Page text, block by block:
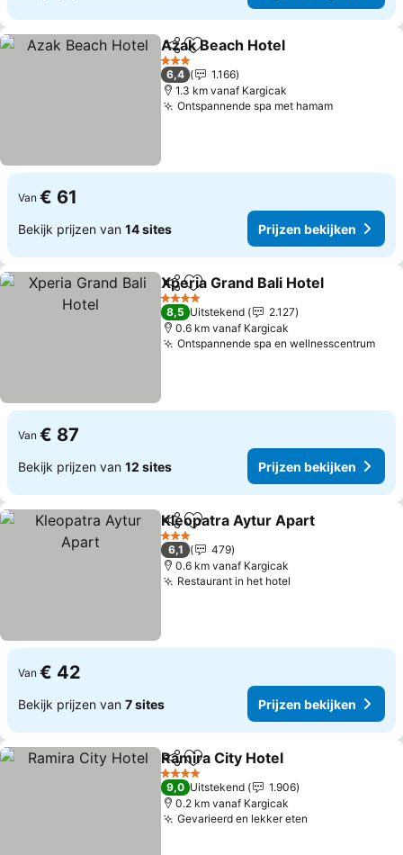
DelenToevoegen aan favorieten
Azak Beach Hotel
3 Sterren
6,4
1.166
1.3 km vanaf Kargicak
Ontspannende spa met hamam
Van € 61
Bekijk prijzen van 14 sites Prijzen bekijken
DelenToevoegen aan favorieten
Xperia Grand Bali Hotel
4 Sterren
8,5 Uitstekend
2.127
0.6 km vanaf Kargicak
Ontspannende spa en wellnesscentrum
Van € 87
Bekijk prijzen van 12 sites Prijzen bekijken
DelenToevoegen aan favorieten
Kleopatra Aytur Apart
3 Sterren
6,1
479
0.6 km vanaf Kargicak
Restaurant in het hotel
Van € 42
Bekijk prijzen van 7 sites Prijzen bekijken
DelenToevoegen aan favorieten
Ramira City Hotel
4 Sterren
9,0 Uitstekend
1.906
0.2 km vanaf Kargicak
Gevarieerd en lekker eten